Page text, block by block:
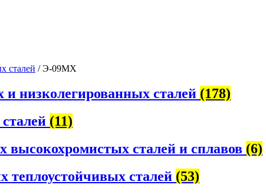
сталей / Э-09МХ
и низколегированных сталей (178)
(11)
сталей и сплавов (6)
теплоустойчивых сталей (53)